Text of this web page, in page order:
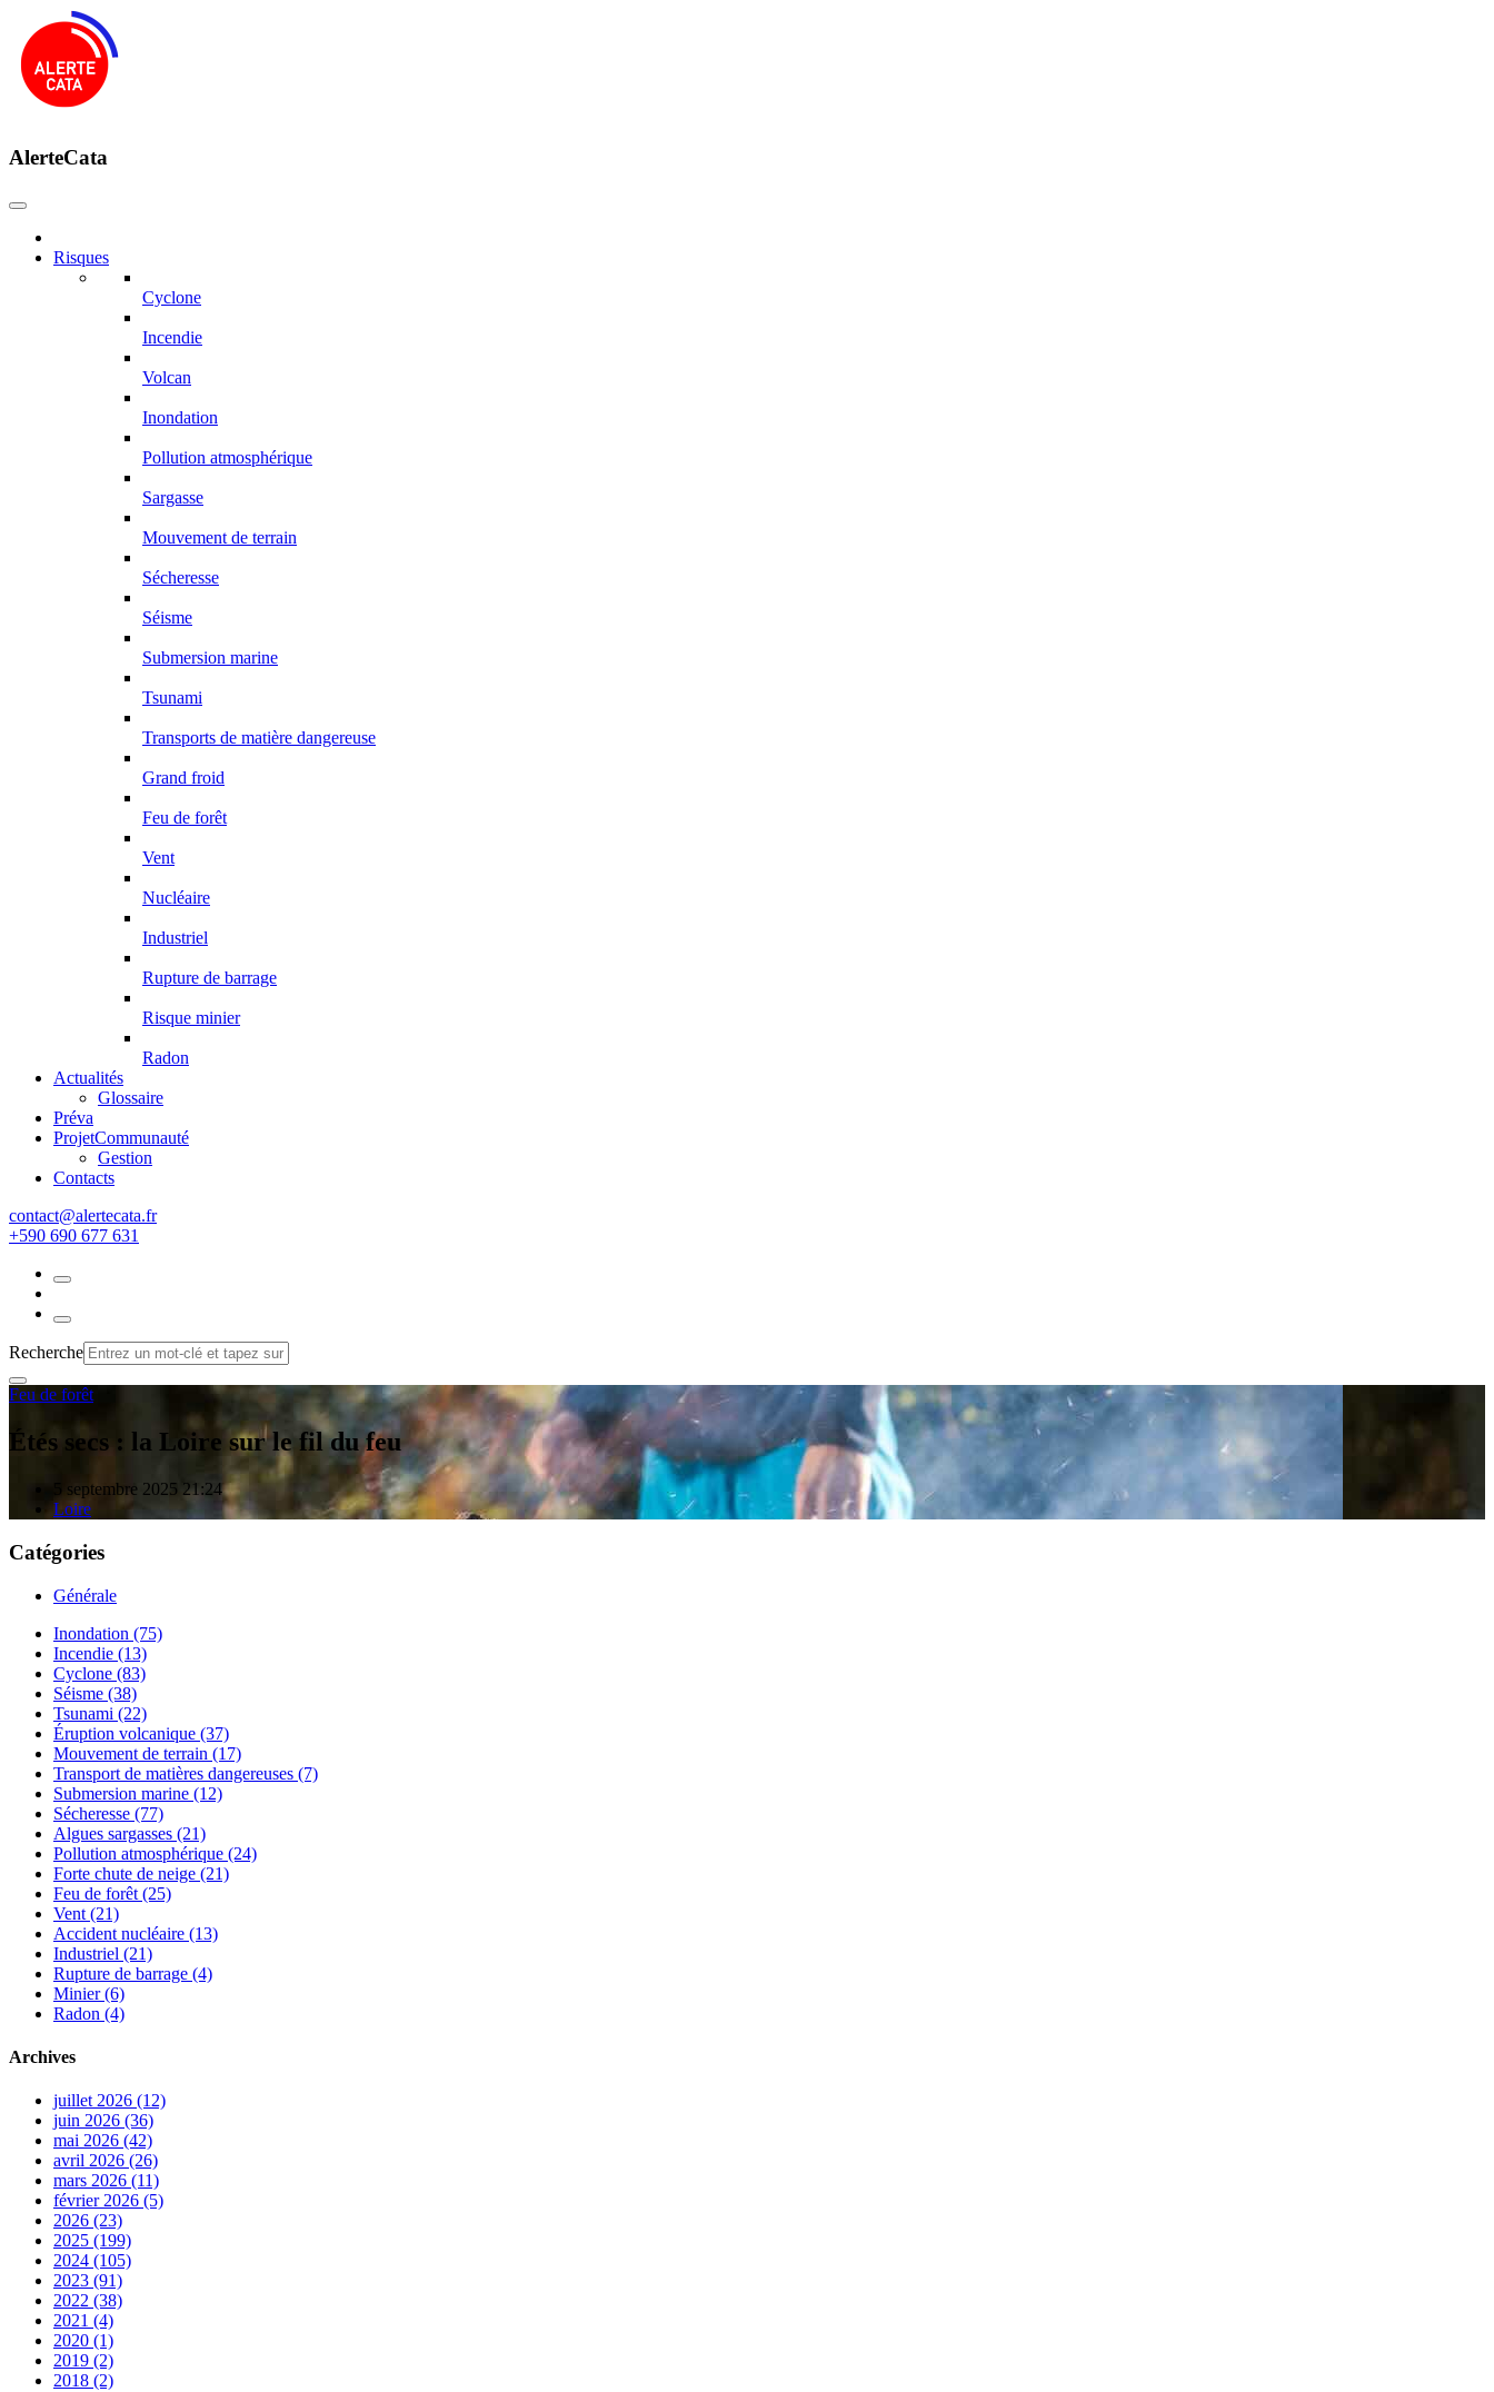
AlerteCata
Risques
Cyclone
Incendie
Volcan
Inondation
Pollution atmosphérique
Sargasse
Mouvement de terrain
Sécheresse
Séisme
Submersion marine
Tsunami
Transports de matière dangereuse
Grand froid
Feu de forêt
Vent
Nucléaire
Industriel
Rupture de barrage
Risque minier
Radon
Actualités
Glossaire
Préva
ProjetCommunauté
Gestion
Contacts
rf.atacetrela@tcatnoc
+590 690 677 631
Recherche
Feu de forêt
Étés secs : la Loire sur le fil du feu
5 septembre 2025 21:24
Loire
Catégories
Générale
Inondation (75)
Incendie (13)
Cyclone (83)
Séisme (38)
Tsunami (22)
Éruption volcanique (37)
Mouvement de terrain (17)
Transport de matières dangereuses (7)
Submersion marine (12)
Sécheresse (77)
Algues sargasses (21)
Pollution atmosphérique (24)
Forte chute de neige (21)
Feu de forêt (25)
Vent (21)
Accident nucléaire (13)
Industriel (21)
Rupture de barrage (4)
Minier (6)
Radon (4)
Archives
juillet 2026 (12)
juin 2026 (36)
mai 2026 (42)
avril 2026 (26)
mars 2026 (11)
février 2026 (5)
2026 (23)
2025 (199)
2024 (105)
2023 (91)
2022 (38)
2021 (4)
2020 (1)
2019 (2)
2018 (2)